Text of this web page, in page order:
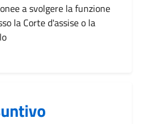
a svolgere la funzione
la Corte d'assise o la